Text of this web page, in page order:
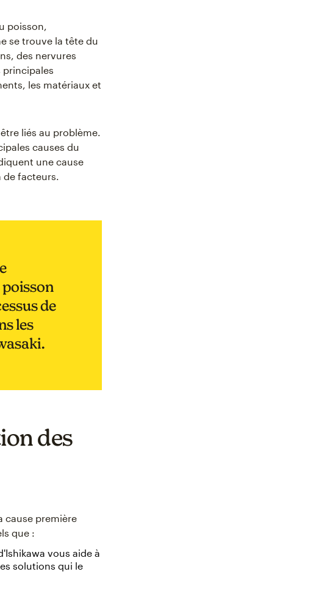
poisson,
se trouve la tête du
des nervures
principales
les matériaux et
liés au problème.
causes du
une cause
de facteurs.
de
les
des
cause première
que :
vous aide à
solutions qui le